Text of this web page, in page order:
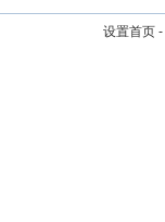
设置首页 -